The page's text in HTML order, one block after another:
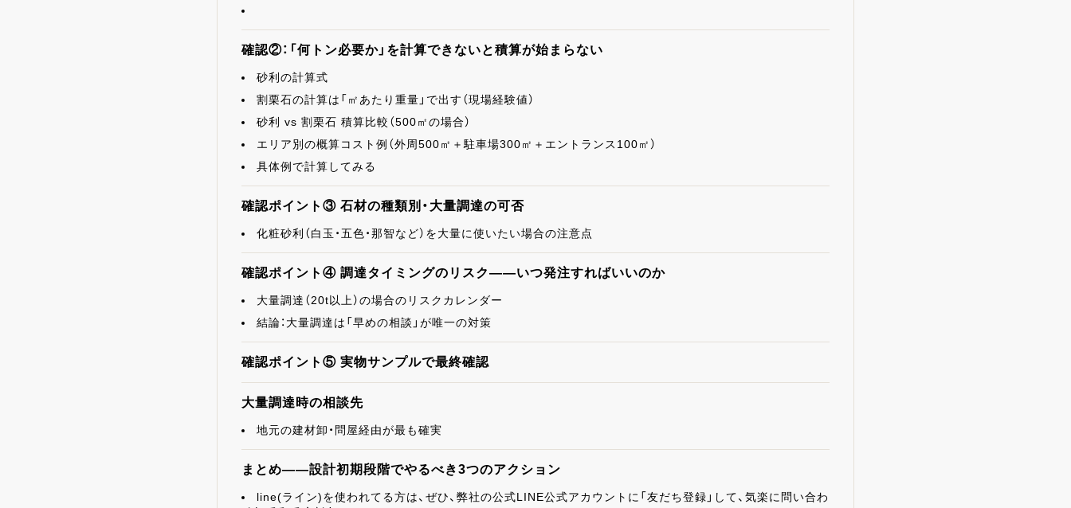
確認②：「何トン必要か」を計算できないと積算が始まらない
砂利の計算式
割栗石の計算は「㎡あたり重量」で出す（現場経験値）
砂利 vs 割栗石 積算比較（500㎡の場合）
エリア別の概算コスト例（外周500㎡＋駐車場300㎡＋エントランス100㎡）
具体例で計算してみる
確認ポイント③ 石材の種類別・大量調達の可否
化粧砂利（白玉・五色・那智など）を大量に使いたい場合の注意点
確認ポイント④ 調達タイミングのリスク——いつ発注すればいいのか
大量調達（20t以上）の場合のリスクカレンダー
結論：大量調達は「早めの相談」が唯一の対策
確認ポイント⑤ 実物サンプルで最終確認
大量調達時の相談先
地元の建材卸・問屋経由が最も確実
まとめ——設計初期段階でやるべき3つのアクション
line(ライン)を使われてる方は、ぜひ、弊社の公式LINE公式アカウントに「友だち登録」して、気楽に問い合わ